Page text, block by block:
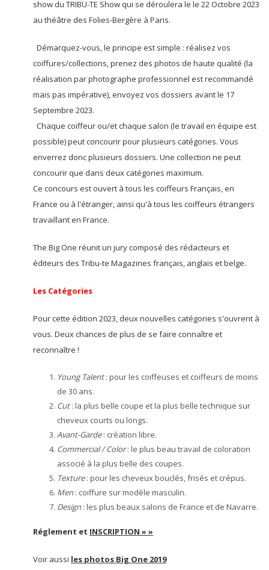
show du TRIBU-TE Show qui se déroulera le le 22 Octobre 2023
au théâtre des Folies-Bergère à Paris.
Démarquez-vous, le principe est simple : réalisez vos
coiffures/collections, prenez des photos de haute qualité (la
réalisation par photographe professionnel est recommandé
mais pas impérative), envoyez vos dossiers avant le 17
Septembre 2023.
Chaque coiffeur ou/et chaque salon (le travail en équipe est
possible) peut concourir pour plusieurs catégories. Vous
enverrez donc plusieurs dossiers. Une collection ne peut
concourir que dans deux catégories maximum.
Ce concours est ouvert à tous les coiffeurs Français, en
France ou à l'étranger, ainsi qu'à tous les coiffeurs étrangers
travaillant en France.
The Big One réunit un jury composé des rédacteurs et
éditeurs des Tribu-te Magazines français, anglais et belge.
Les Catégories
Pour cette édition 2023, deux nouvelles catégories s'ouvrent à
vous. Deux chances de plus de se faire connaître et
reconnaître !
Young Talent: pour les coiffeuses et coiffeurs de moins
de 30 ans.
Cut: la plus belle coupe et la plus belle technique sur
cheveux courts ou longs.
Avant-Garde: création libre.
Commercial / Color: le plus beau travail de coloration
associé à la plus belle des coupes.
Texture: pour les cheveux bouclés, frisés et crépus.
Men : coiffure sur modèle masculin.
Design : les plus beaux salons de France et de Navarre.
Réglement et INSCRIPTION » »
Voir aussi les photos Big One 2019